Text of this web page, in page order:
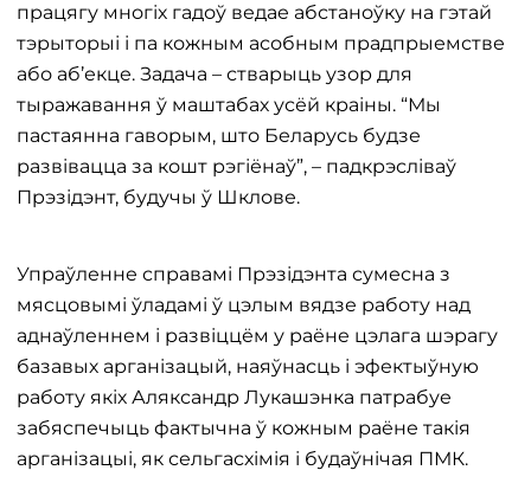
працягу многіх гадоў ведае абстаноўку на гэтай
тэрыторыі і па кожным асобным прадпрыемстве
або аб’екце. Задача – стварыць узор для
тыражавання ў маштабах усёй краіны. “Мы
пастаянна гаворым, што Беларусь будзе
развівацца за кошт рэгіёнаў”, – падкрэсліваў
Прэзідэнт, будучы ў Шклове.
Упраўленне справамі Прэзідэнта сумесна з
мясцовымі ўладамі ў цэлым вядзе работу над
аднаўленнем і развіццём у раёне цэлага шэрагу
базавых арганізацый, наяўнасць і эфектыўную
работу якіх Аляксандр Лукашэнка патрабуе
забяспечыць фактычна ў кожным раёне такія
арганізацыі, як сельгасхімія і будаўнічая ПМК.